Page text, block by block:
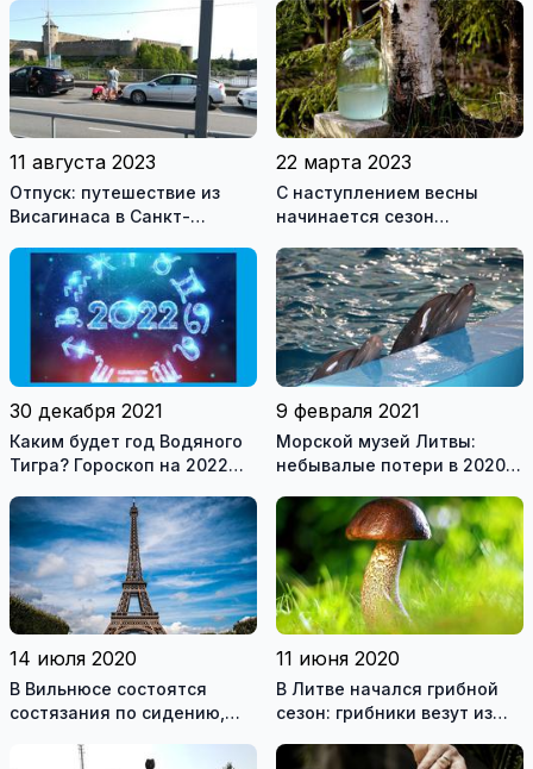
11 августа 2023
Отпуск: путешествие из
Висагинаса в Санкт-
границы
22 марта 2023
С наступлением весны
начинается сезон
сока
30 декабря 2021
Каким будет год Водяного
Тигра? Гороскоп на 2022
зодиака
9 февраля 2021
Морской музей Литвы:
небывалые потери в 2020
планы на будущее
14 июля 2020
В Вильнюсе состоятся
состязания по сидению,
11 июня 2020
В Литве начался грибной
сезон: грибники везут из